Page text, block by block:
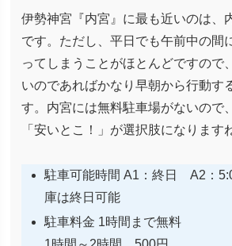
伊勢神宮『内宮』に最も近いのは、
です。ただし、平日でも午前中の間
ってしまうことがほとんどですので
いのであればかなり早朝から行動す
す。内宮には無料駐車場がないので
「安いとこ！」が選択肢になります
駐車可能時間 A1：終日 A2：
庫は終日可能
駐車料金 1時間まで無料